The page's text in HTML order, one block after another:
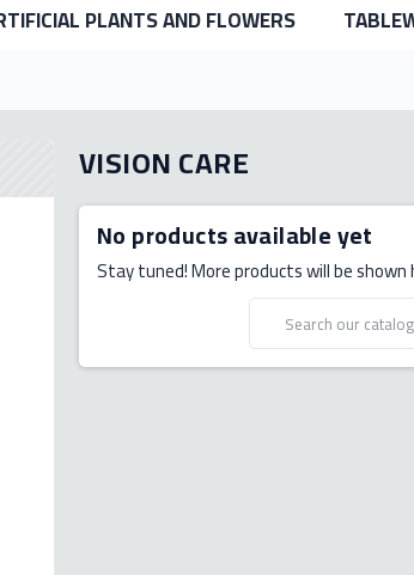
PLANTS AND FLOWERS
VISION CARE
No products available yet
Stay tuned! More products will be shown